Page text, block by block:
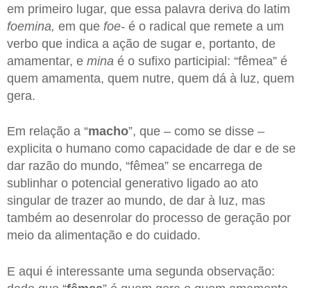
em primeiro lugar, que essa palavra deriva do latim
foemina, em que foe- é o radical que remete a um
verbo que indica a ação de sugar e, portanto, de
amamentar, e mina é o sufixo participial: “fêmea” é
quem amamenta, quem nutre, quem dá à luz, quem
gera.
Em relação a “macho”, que – como se disse –
explicita o humano como capacidade de dar e de se
dar razão do mundo, “fêmea” se encarrega de
sublinhar o potencial generativo ligado ao ato
singular de trazer ao mundo, de dar à luz, mas
também ao desenrolar do processo de geração por
meio da alimentação e do cuidado.
E aqui é interessante uma segunda observação: